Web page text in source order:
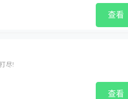
查看
尽!
查看